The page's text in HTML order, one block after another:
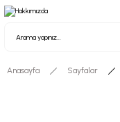
Anasayfa Sayfalar